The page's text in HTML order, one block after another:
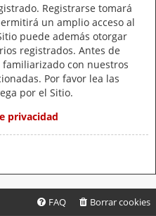
Registrarse tomará
un amplio acceso al
puede además otorgar
registrados. Antes de
con nuestros
Por favor lea las
por el Sitio.
privacidad
Borrar cookies
FAQ